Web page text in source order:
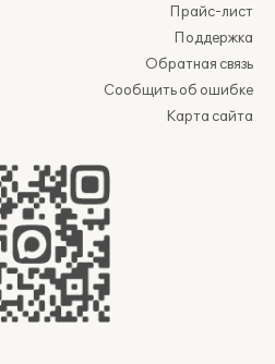
Прайс-лист
Поддержка
Обратная связь
Сообщить об ошибке
Карта сайта